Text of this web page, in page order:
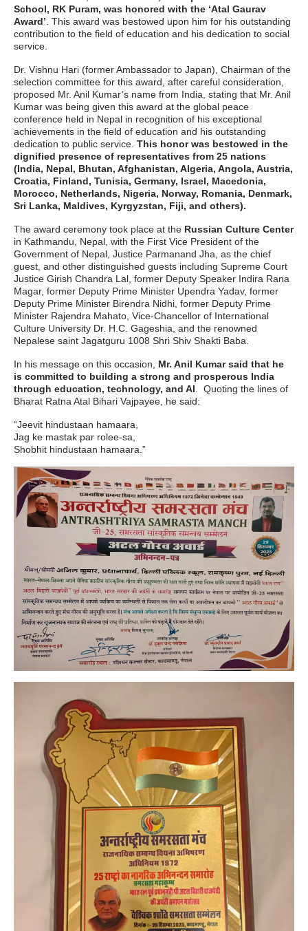
School, RK Puram, was honored with the ‘Atal Gaurav
Award’ . This award was bestowed upon him for his outstanding
contribution to the field of education and his dedication to social
service.
Dr. Vishnu Hari (former Ambassador to Japan), Chairman of the
selection committee for this award, after careful consideration,
proposed Mr. Anil Kumar’s name from India, stating that Mr. Anil
Kumar was being given this award at the global peace
conference held in Nepal in recognition of his exceptional
achievements in the field of education and his outstanding
dedication to public service. This honor was bestowed in the
dignified presence of representatives from 25 nations
(India, Nepal, Bhutan, Afghanistan, Algeria, Angola, Austria,
Croatia, Finland, Tunisia, Germany, Israel, Macedonia,
Morocco, Netherlands, Nigeria, Norway, Romania, Denmark,
Sri Lanka, Maldives, Kyrgyzstan, Fiji, and others).
The award ceremony took place at the Russian Culture Center
in Kathmandu, Nepal, with the First Vice President of the
Government of Nepal, Justice Parmanand Jha, as the chief
guest, and other distinguished guests including Supreme Court
Justice Girish Chandra Lal, former Deputy Speaker Indira Rana
Magar, former Deputy Prime Minister Upendra Yadav, former
Deputy Prime Minister Birendra Nidhi, former Deputy Prime
Minister Rajendra Mahato, Vice-Chancellor of International
Culture University Dr. H.C. Gageshia, and the renowned
Nepalese saint Jagatguru 1008 Shri Shiv Shakti Baba.
In his message on this occasion,
Mr. Anil Kumar said that he
is committed to building a strong and prosperous India
through education, technology, and AI . Quoting the lines of
Bharat Ratna Atal Bihari Vajpayee, he said:
“Jeevit hindustaan hamaara,
Jag ke mastak par rolee-sa,
Shobhit hindustaan hamaara.”